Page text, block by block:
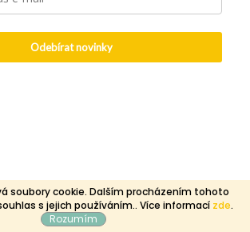
soubory cookie. Dalším procházením tohoto
s jejich používáním.. Více informací zde.
Rozumím
Odebírat novinky